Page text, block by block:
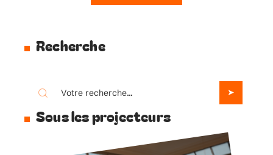
Recherche
Sous les projecteurs